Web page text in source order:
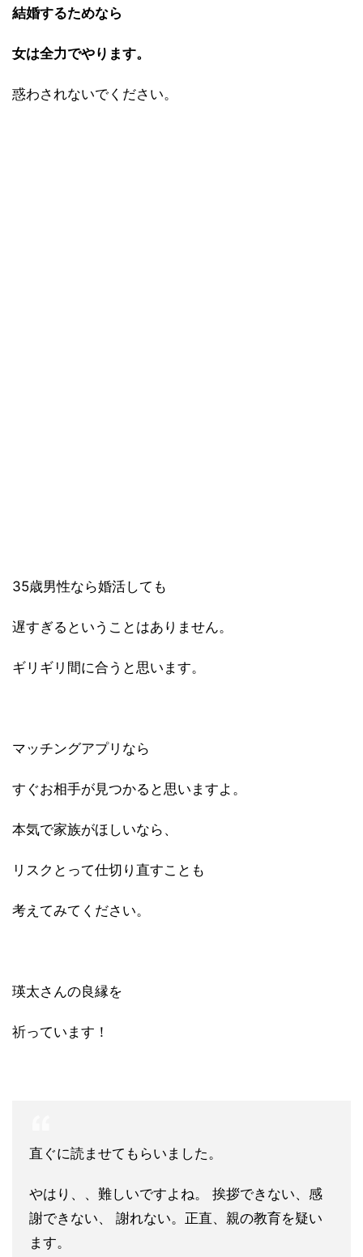
結婚するためなら
女は全力でやります。
惑わされないでください。
35歳男性なら婚活しても
遅すぎるということはありません。
ギリギリ間に合うと思います。
マッチングアプリなら
すぐお相手が見つかると思いますよ。
本気で家族がほしいなら、
リスクとって仕切り直すことも
考えてみてください。
瑛太さんの良縁を
祈っています！
直ぐに読ませてもらいました。
やはり、、難しいですよね。 挨拶できない、感
謝できない、 謝れない。正直、親の教育を疑い
ます。